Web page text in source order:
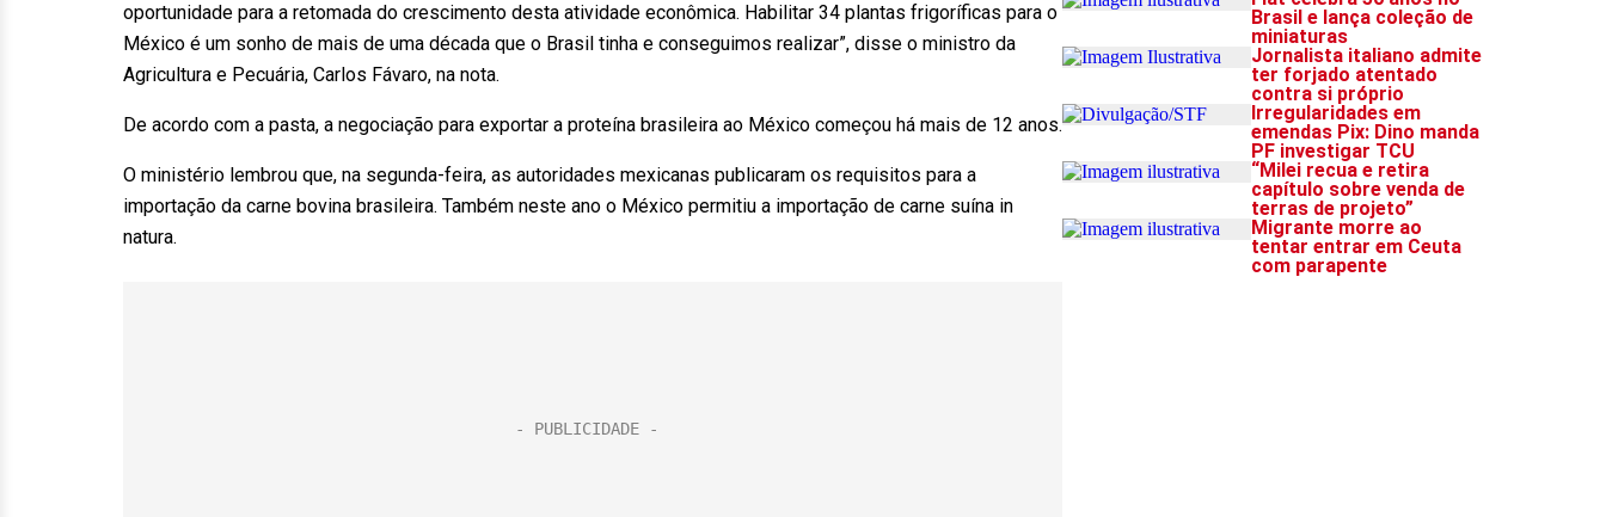
oportunidade para a retomada do crescimento desta atividade econômica. Habilitar 34 plantas frigoríficas para o
México é um sonho de mais de uma década que o Brasil tinha e conseguimos realizar”, disse o ministro da
Agricultura e Pecuária, Carlos Fávaro, na nota.
De acordo com a pasta, a negociação para exportar a proteína brasileira ao México começou há mais de 12 anos.
O ministério lembrou que, na segunda-feira, as autoridades mexicanas publicaram os requisitos para a
importação da carne bovina brasileira. Também neste ano o México permitiu a importação de carne suína in
natura.